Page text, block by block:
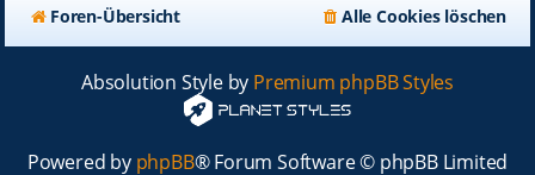
Foren-Übersicht Alle Cookies löschen
Absolution Style by Premium phpBB Styles
Powered by phpBB® Forum Software © phpBB Limited